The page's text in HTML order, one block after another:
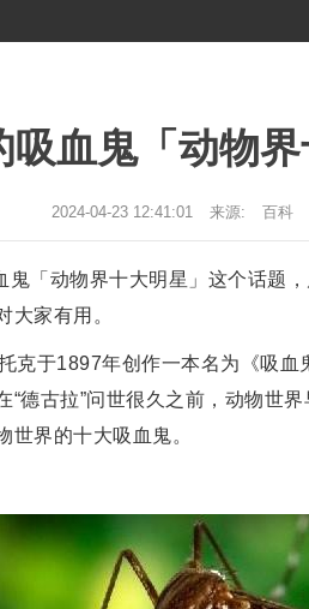
血鬼「动物界
2024-04-23 12:41:01 来源: 百科
鬼「动物界十大明星」这个话题
大家有用。
克于1897年创作一本名为《吸
德古拉”问世很久之前，动物世
世界的十大吸血鬼。